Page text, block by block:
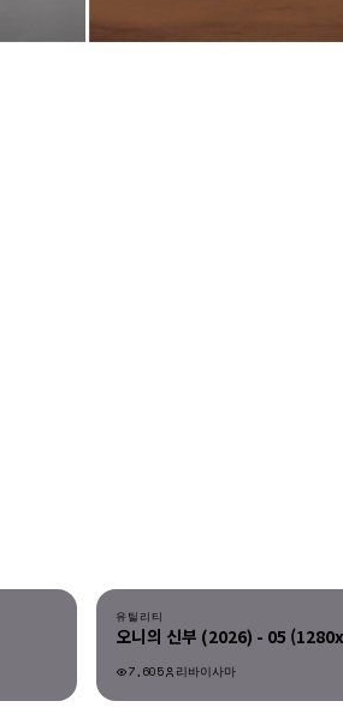
유틸리티
오니의 신부 (2026) - 05
7,605 리바이사마